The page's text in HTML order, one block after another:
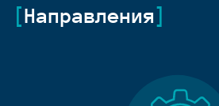
Направления